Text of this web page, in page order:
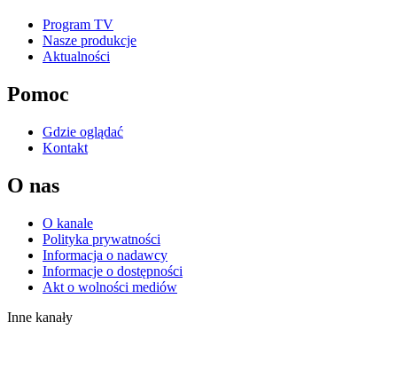
Program TV
Nasze produkcje
Aktualności
Pomoc
Gdzie oglądać
Kontakt
O nas
O kanale
Polityka prywatności
Informacja o nadawcy
Informacje o dostępności
Akt o wolności mediów
Inne kanały